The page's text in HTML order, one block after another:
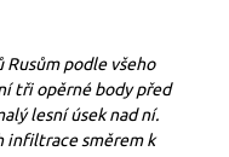
podle všeho
tři opěrné body před
lesní úsek nad ní.
infiltrace směrem k